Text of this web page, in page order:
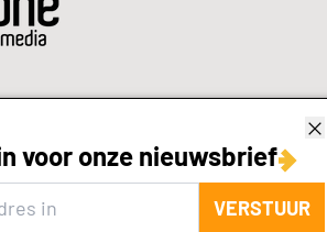
voor onze nieuwsbrief
VERSTUUR